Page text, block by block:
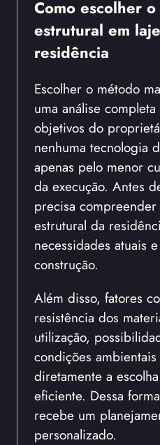
Como escolher
estrutural em
residência
Escolher o método
uma análise
objetivos do
nenhuma tecnologia
apenas pelo menor
da execução. Antes
precisa
estrutural da
necessidades atuais
construção.
Além disso, fatores
resistência dos
utilização,
condições
diretamente a
eficiente. Dessa
recebe um
personalizado.